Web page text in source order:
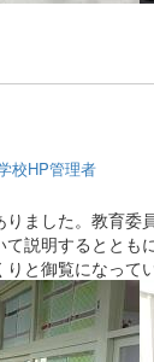
校HP管理者
ました。教育
て説明するとと
と御覧になってい